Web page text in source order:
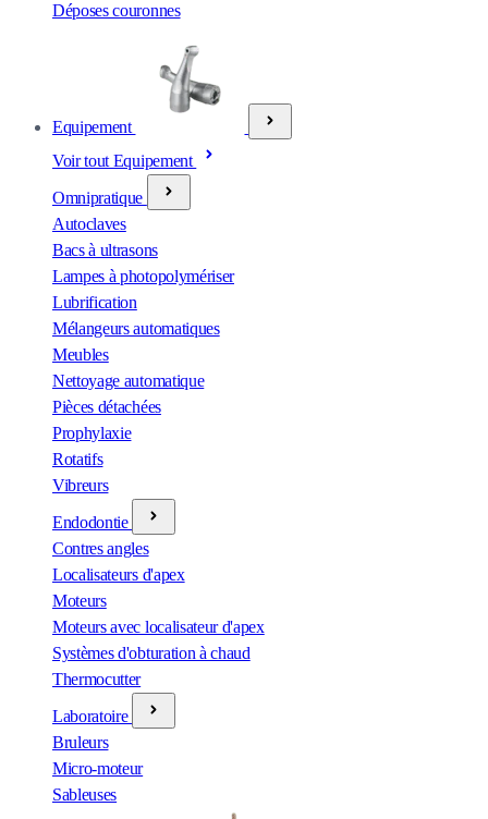
Déposes couronnes
Equipement
Voir tout Equipement
Omnipratique
Autoclaves
Bacs à ultrasons
Lampes à photopolymériser
Lubrification
Mélangeurs automatiques
Meubles
Nettoyage automatique
Pièces détachées
Prophylaxie
Rotatifs
Vibreurs
Endodontie
Contres angles
Localisateurs d'apex
Moteurs
Moteurs avec localisateur d'apex
Systèmes d'obturation à chaud
Thermocutter
Laboratoire
Bruleurs
Micro-moteur
Sableuses